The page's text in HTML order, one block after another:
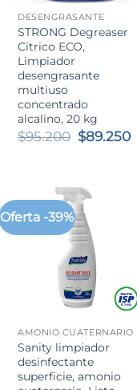
DESENGRASANTE
STRONG Degreaser
Citrico ECO,
Limpiador
desengrasante
multiuso
concentrado
alcalino, 20 kg
$95.200 El
$95.200.
$89.250El
Oferta -39%
AMONIO CUATERNARIO
Sanity limpiador
desinfectante
superficie, amonio